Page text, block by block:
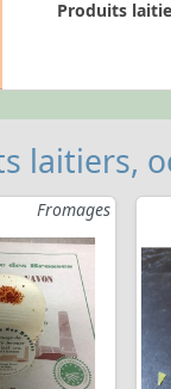
Produits
laitiers,
Fromages